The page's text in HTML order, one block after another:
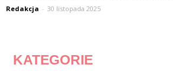
Redakcja - 30 listopada 2025
KATEGORIE